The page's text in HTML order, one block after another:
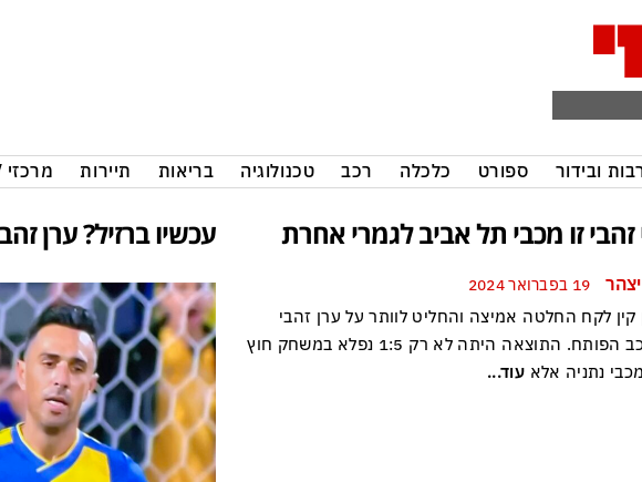
ובידור ספורט כלכלה רכב טכנולוגיה בריאות תיירות מרכזי TV
זהבי זו מכבי תל אביב לגמרי אחרת
קין לקח החלטה אמיצה והחליט לוותר על ערן זהבי
בהרכב הפותח. התוצאה היתה לא רק 1:5 נפלא במשחק חוץ
נתניה אלא עוד...
עכשיו ברזיל? ערן